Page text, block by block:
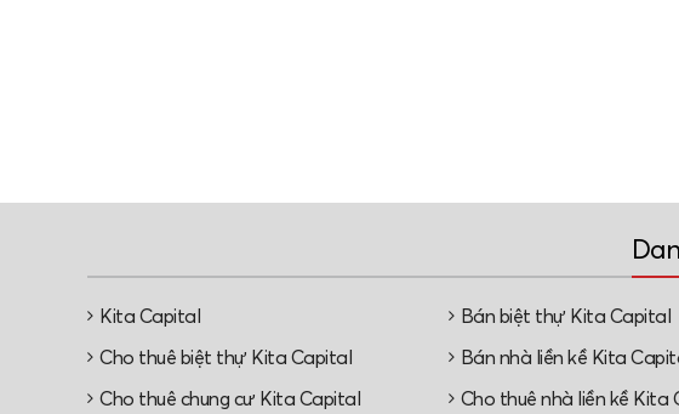
Kita Capital Bán biệt thự Kita Capital
Cho thuê biệt thự Kita Capital Bán nhà liền kề Kita
Cho thuê chung cư Kita Capital Cho thuê nhà liền kề Kita